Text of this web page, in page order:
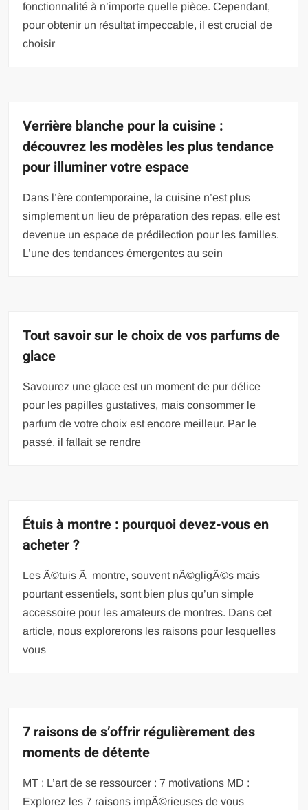
fonctionnalité à n’importe quelle pièce. Cependant,
pour obtenir un résultat impeccable, il est crucial de
choisir
Verrière blanche pour la cuisine :
découvrez les modèles les plus tendance
pour illuminer votre espace
Dans l’ère contemporaine, la cuisine n’est plus
simplement un lieu de préparation des repas, elle est
devenue un espace de prédilection pour les familles.
L’une des tendances émergentes au sein
Tout savoir sur le choix de vos parfums de
glace
Savourez une glace est un moment de pur délice
pour les papilles gustatives, mais consommer le
parfum de votre choix est encore meilleur. Par le
passé, il fallait se rendre
Étuis à montre : pourquoi devez-vous en
acheter ?
Les Ã©tuis Ã montre, souvent nÃ©gligÃ©s mais
pourtant essentiels, sont bien plus qu’un simple
accessoire pour les amateurs de montres. Dans cet
article, nous explorerons les raisons pour lesquelles
vous
7 raisons de s’offrir régulièrement des
moments de détente
MT : L’art de se ressourcer : 7 motivations MD :
Explorez les 7 raisons impÃ©rieuses de vous